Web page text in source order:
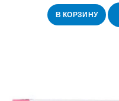
В КОРЗИНУ